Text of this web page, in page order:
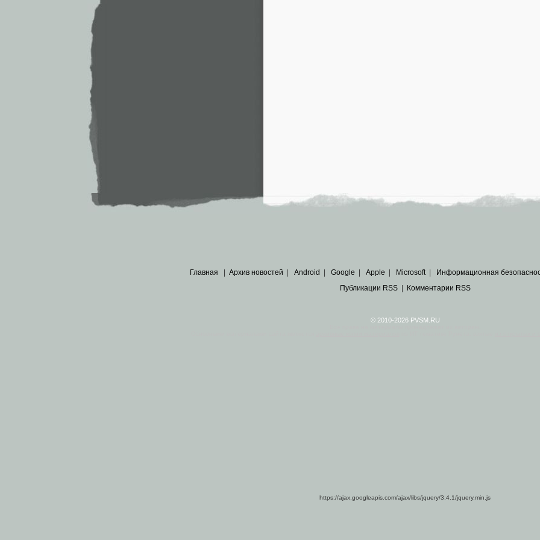
Главная Архив новостей Android Google Apple Microsoft| Информационная
Публикации RSS| Комментарии RSS
© 2010-2026 PVSM.RU
https://ajax.googleapis.com/ajax/libs/jquery/3.4.1/jquery.min.js